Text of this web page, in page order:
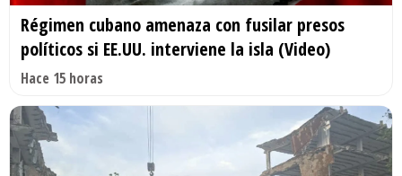
Régimen cubano amenaza con fusilar presos
políticos si EE.UU. interviene la isla (Video)
Hace 15 horas